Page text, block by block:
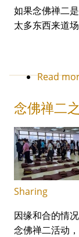
如果念佛禅二
太多东西来道场
Read
念佛禅二
Sharing
因缘和合的情
念佛禅二活动